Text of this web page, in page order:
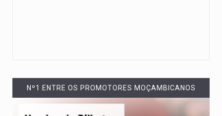
Nº1 ENTRE OS PROMOTORES MOÇAMBICANOS